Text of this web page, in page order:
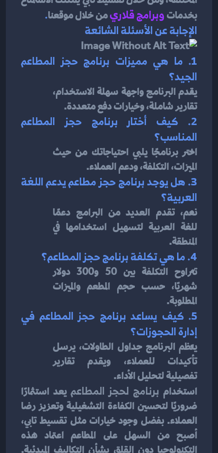
بخدمات وبرامج قلاريمن خلال موقعنا.
الإجابة عن الأسئلة الشائعة
الجيد؟
تقارير شاملة، وخيارات دفع متعددة.
المناسب؟
الميزات، التكلفة، ودعم العملاء.
العربية؟
المنطقة.
4. ما هي تكلفة برنامج حجز المطاعم؟
تتراوح التكلفة بين 50 و300 دولار
المطلوبة.
إدارة الحجوزات؟
تأكيدات للعملاء، ويقدم تقارير
تفصيلية لتحليل الأداء.
استخدام برنامج لحجز المطاعم